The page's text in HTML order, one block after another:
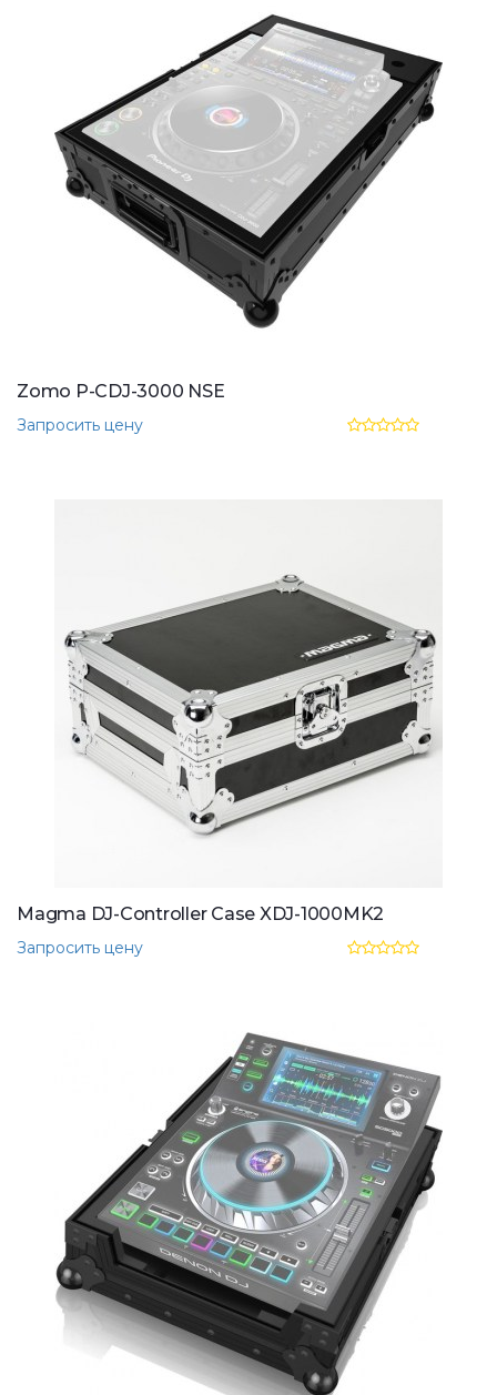
Zomo P-CDJ-3000 NSE
Запросить цену
Magma DJ-Controller Case XDJ-1000MK2
Запросить цену